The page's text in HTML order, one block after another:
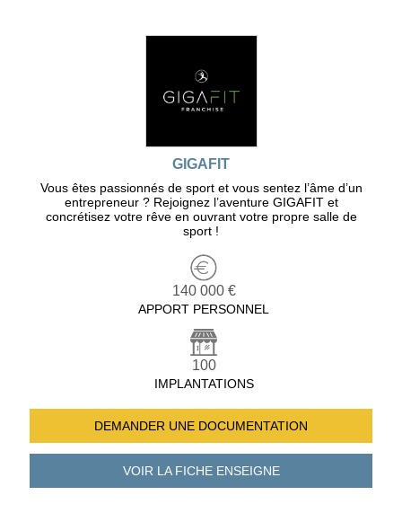
GIGAFIT
Vous êtes passionnés de sport et vous sentez l’âme d’un
entrepreneur ? Rejoignez l’aventure GIGAFIT et
concrétisez votre rêve en ouvrant votre propre salle de
sport !
140 000 €
APPORT PERSONNEL
100
IMPLANTATIONS
DEMANDER UNE DOCUMENTATION
VOIR LA FICHEENSEIGNE